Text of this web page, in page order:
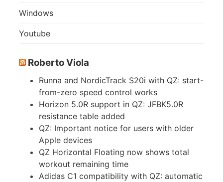
Windows
Youtube
Roberto Viola
Runna and NordicTrack S20i with QZ: start-
from-zero speed control works
Horizon 5.0R support in QZ: JFBK5.0R
resistance table added
QZ: Important notice for users with older
Apple devices
QZ Horizontal Floating now shows total
workout remaining time
Adidas C1 compatibility with QZ: automatic